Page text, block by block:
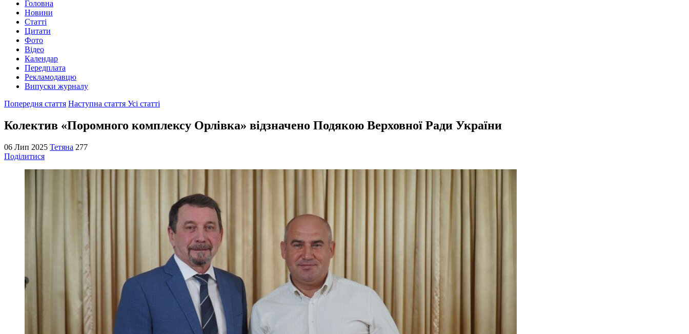
Головна
Новини
Статті
Цитати
Фото
Відео
Календар
Передплата
Рекламодавцю
Випуски журналу
Попередня стаття Наступна стаття Усі статті
Колектив «Поромного комплексу Орлівка» відзначено Подякою Верховної Ради України
06 Лип 2025 Тетяна 277
Поділитися